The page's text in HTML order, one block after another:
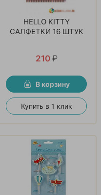
HELLO KITTY
САЛФЕТКИ 16 ШТУК
210 ₽
В корзину
Купить в 1 клик